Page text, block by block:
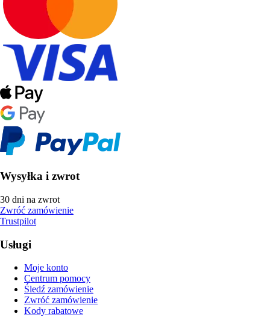
Wysyłka i zwrot
30 dni na zwrot
Zwróć zamówienie
Trustpilot
Usługi
Moje konto
Centrum pomocy
Śledź zamówienie
Zwróć zamówienie
Kody rabatowe